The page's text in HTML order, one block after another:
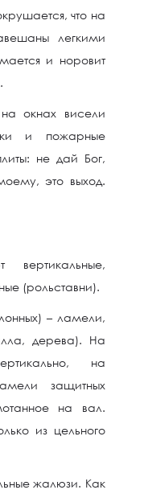
что на
легкими
и норовит
окнах висели
и пожарные
не дай Бог,
это выход.
(рольставни).
– ламели,
дерева). На
на
защитных
на вал.
из цельного
жалюзи. Как